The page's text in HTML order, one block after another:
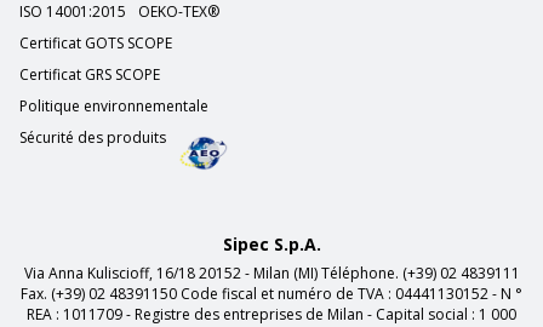
ISO 14001:2015
OEKO-TEX®
Certificat GOTS SCOPE
Certificat GRS SCOPE
Politique environnementale
Sécurité des produits
Sipec S.p.A.
Via Anna Kuliscioff, 16/18 20152 - Milan (MI) Téléphone. (+39) 02 4839111
Fax. (+39) 02 48391150 Code fiscal et numéro de TVA : 04441130152 - N °
REA : 1011709 - Registre des entreprises de Milan - Capital social : 1 000